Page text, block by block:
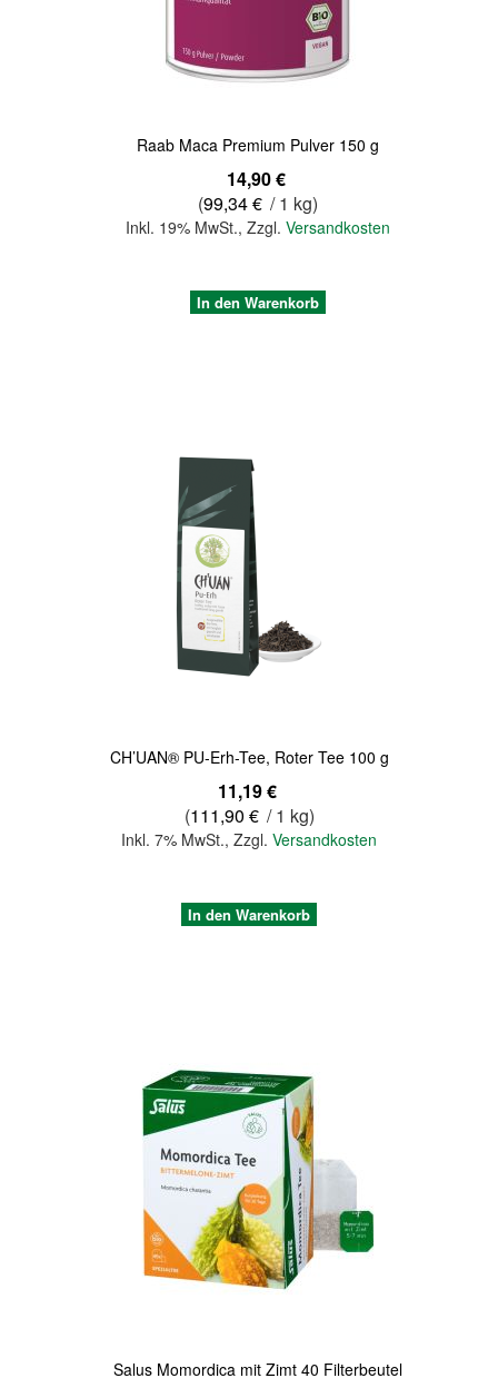
Raab Maca Premium Pulver 150 g
14,90 €
(99,34 € / 1 kg)
Inkl. 19% MwSt.,Zzgl.Versandkosten
In den Warenkorb
CH’UAN® PU-Erh-Tee, Roter Tee 100 g
11,19 €
(111,90 € / 1 kg)
Inkl. 7% MwSt., Zzgl. Versandkosten
In den Warenkorb
Salus Momordica mit Zimt 40 Filterbeutel